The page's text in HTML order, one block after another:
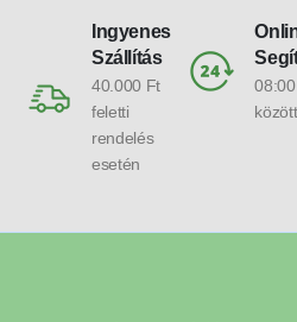
Ingyenes
Szállítás
40.000 Ft
feletti
rendelés
esetén
között